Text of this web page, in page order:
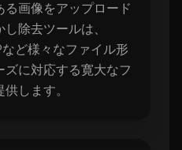
画像をアップロード
除去ツールは、
ど様々なファイル形
に対応する寛大なフ
します。